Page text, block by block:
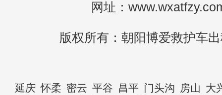
网址：
版权所有：朝阳博爱救护车
延庆 怀柔 密云 平谷 昌平 门头沟 房山 大